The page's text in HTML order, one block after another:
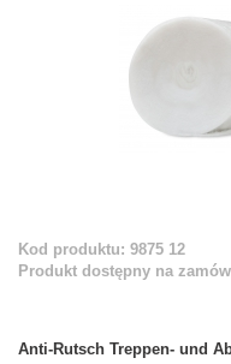
Kod produktu: 9875 12
Produkt dostępny na
Anti-Rutsch Treppen- und